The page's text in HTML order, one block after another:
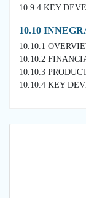
10.9.4 KEY
10.10
10.10.1
10.10.2
10.10.3
10.10.4 KEY